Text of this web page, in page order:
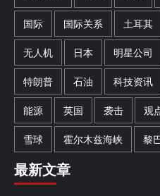
国际 国际关系 土耳其
无人机 日本 明星公司
特朗普 石油 科技资讯
能源 英国 袭击 观
雪球 霍尔木兹海峡 黎
最新文章